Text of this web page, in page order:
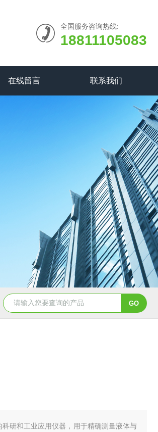
全国服务咨询热线:
18811105083
在线留言 联系我们
研和工业应用仪器，用于精确测量液体与